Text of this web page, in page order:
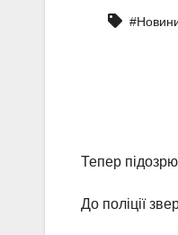
Тепер
До поліції